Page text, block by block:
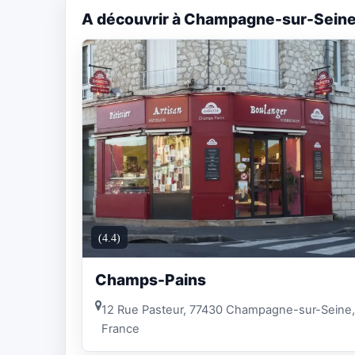
A découvrir à Champagne-sur-
(4.4)
Champs-Pains
12 Rue Pasteur, 77430 Champagne-sur-Seine,
France